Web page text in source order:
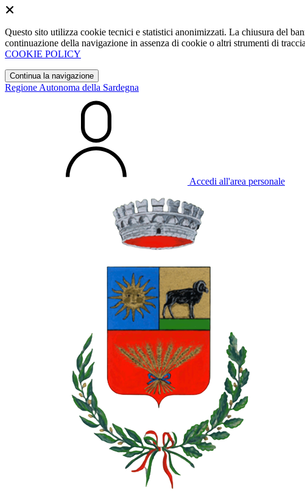
Questo sito utilizza cookie tecnici e statistici anonimizzati. La chiusura del
continuazione della navigazione in assenza di cookie o altri strumenti di
COOKIE POLICY
Continua la navigazione
Regione Autonoma della Sardegna
Accedi all'area personale